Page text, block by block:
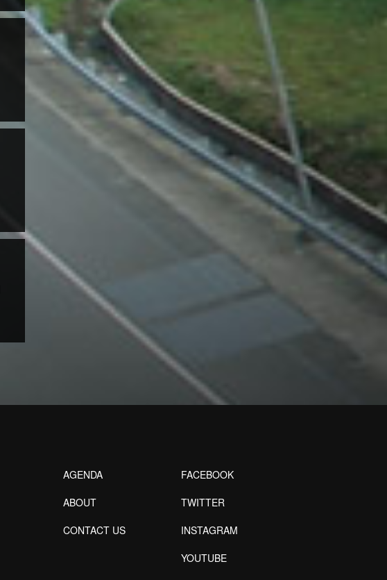
AGENDA
ABOUT
CONTACT US
FACEBOOK
TWITTER
INSTAGRAM
YOUTUBE